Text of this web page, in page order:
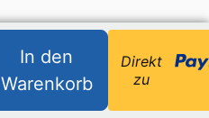
In den
Warenkorb
Direkt
zu